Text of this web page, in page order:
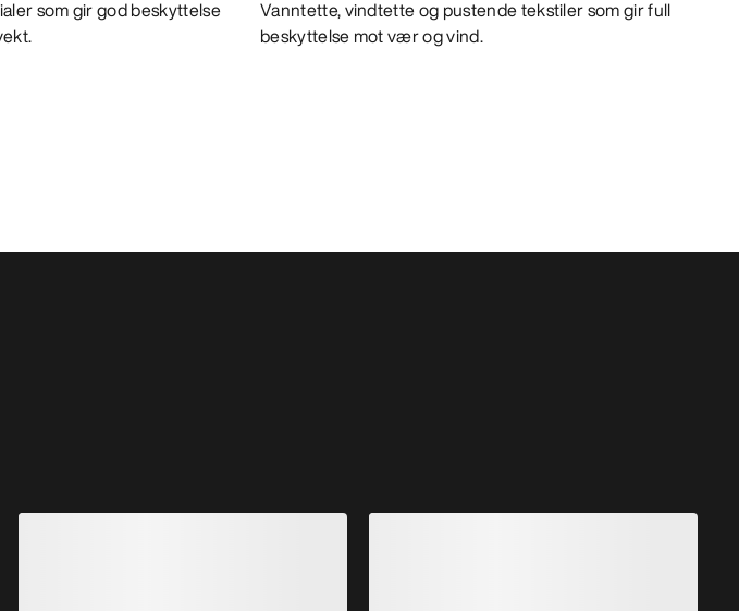
som gir god beskyttelse
Vanntette, vindtette og pustende tekstiler som gir full
beskyttelse mot vær og vind.